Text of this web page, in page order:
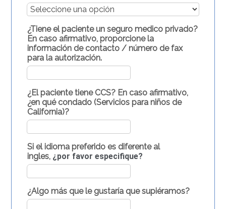
¿Tiene el paciente un seguro medico privado?
En caso afirmativo, proporcione la
información de contacto / número de fax
para la autorización.
¿El paciente tiene CCS? En caso afirmativo,
¿en qué condado (Servicios para niños de
California)?
Si el idioma preferido es diferente al
ingles, ¿por favor especifique?
¿Algo más que le gustaría que supiéramos?